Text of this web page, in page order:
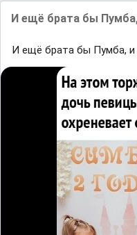
И ещё брата бы
И ещё брата бы Пумба, и